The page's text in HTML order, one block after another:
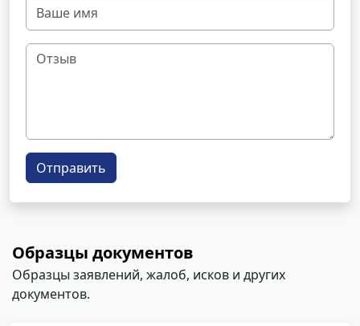
Отправить
Образцы документов
Образцы заявлений, жалоб, исков и других
документов.